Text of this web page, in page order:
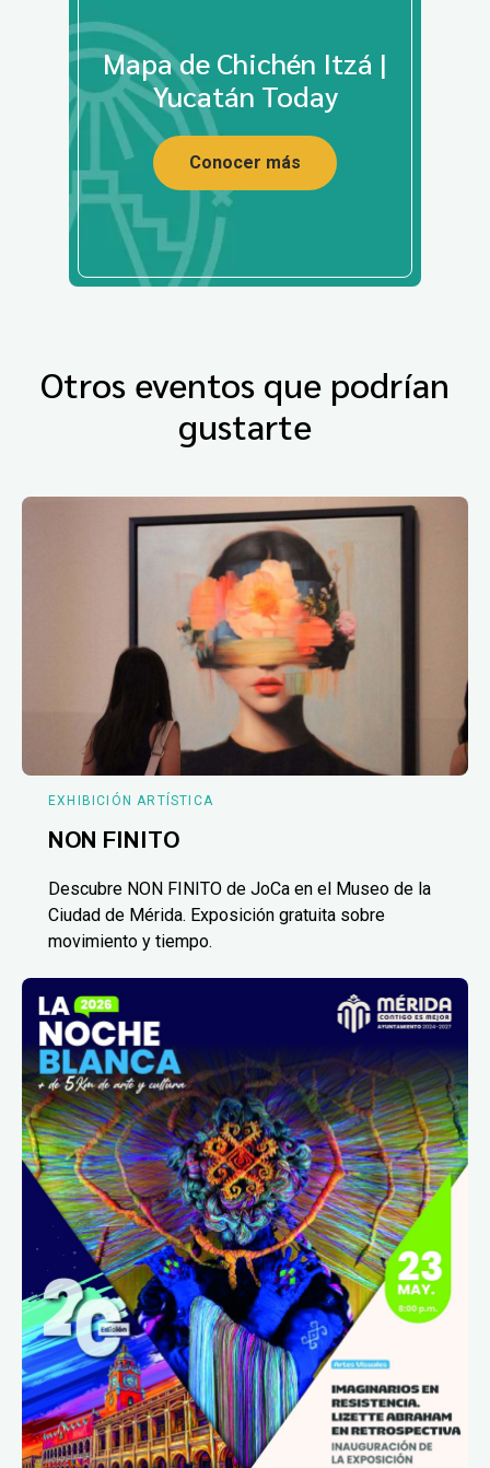
Mapa de Chichén Itzá |
Yucatán Today
Conocer más
Otros eventos que podrían
gustarte
EXHIBICIÓN ARTÍSTICA
NON FINITO
Descubre NON FINITO de JoCa en el Museo de la
Ciudad de Mérida. Exposición gratuita sobre
movimiento y tiempo.